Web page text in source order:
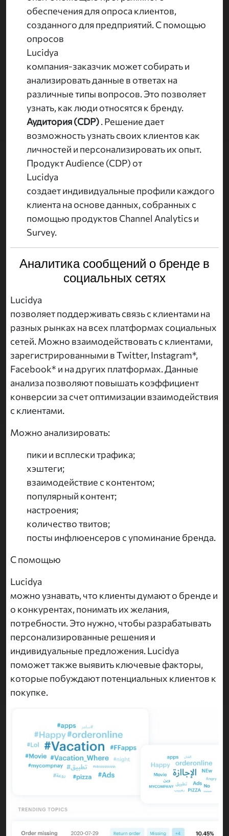
обеспечения для опроса клиентов,
созданного для предприятий. С помощью
опросов
Lucidya
компания-заказчик может собирать и
анализировать данные в ответах на
различные типы вопросов. Это позволяет
узнать, как люди относятся к бренду.
Аудитория (CDP). Решение дает
возможность узнать своих клиентов как
личностей и персонализировать их опыт.
Продукт Audience (CDP) от
Lucidya
создает индивидуальные профили каждого
клиента на основе данных, собранных с
помощью продуктов Channel Analytics и
Survey.
Аналитика сообщений о бренде в
социальных сетях
Lucidya
позволяет поддерживать связь с клиентами на
разных рынках на всех платформах социальных
сетей. Можно взаимодействовать с клиентами,
зарегистрированными в Twitter, Instagram*,
Facebook* и на других платформах. Данные
анализа позволяют повышать коэффициент
конверсии за счет оптимизации взаимодействия
с клиентами.
Можно анализировать:
пики и всплески трафика;
хэштеги;
взаимодействие с контентом;
популярный контент;
настроения;
количество твитов;
посты инфлюенсеров с упоминание бренда.
С помощью
Lucidya
можно узнавать, что клиенты думают о бренде и
о конкурентах, понимать их желания,
потребности. Это нужно, чтобы разрабатывать
персонализированные решения и
индивидуальные предложения. Lucidya
поможет также выявить ключевые факторы,
которые побуждают потенциальных клиентов к
покупке.